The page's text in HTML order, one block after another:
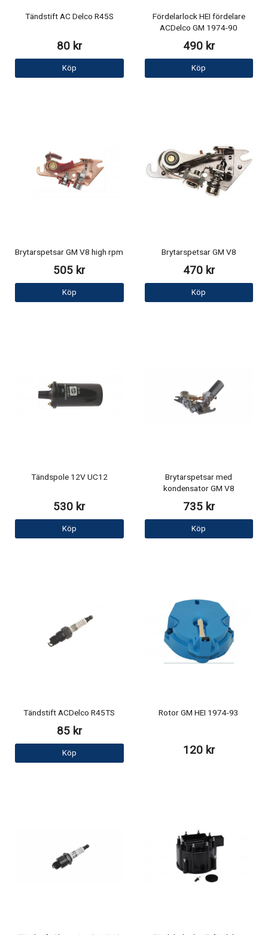
Tändstift AC Delco R45S
80 kr
Köp
Fördelarlock HEI fördelare
ACDelco GM 1974-90
490 kr
Köp
Brytarspetsar GM V8 high rpm
505 kr
Köp
Brytarspetsar GM V8
470 kr
Köp
Tändspole 12V UC12
530 kr
Köp
Brytarspetsar med
kondensator GM V8
735 kr
Köp
Tändstift ACDelco R45TS
85 kr
Köp
Rotor GM HEI 1974-93
120 kr